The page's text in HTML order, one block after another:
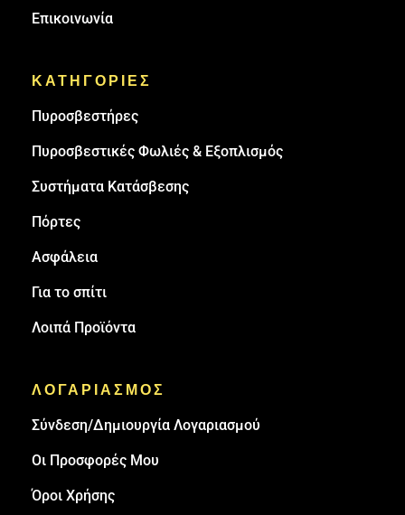
Επικοινωνία
ΚΑΤΗΓΟΡΙΕΣ
Πυρoσβεστήρες
Πυροσβεστικές Φωλιές & Εξοπλισμός
Συστήματα Κατάσβεσης
Πόρτες
Ασφάλεια
Για το σπίτι
Λοιπά Προϊόντα
ΛΟΓΑΡΙΑΣΜΟΣ
Σύνδεση/Δημιουργία Λογαριασμού
Οι Προσφορές Μου
Όροι Χρήσης